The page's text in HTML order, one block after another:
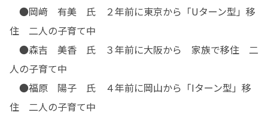
●岡﨑　有美　氏　２年前に東京から「Uターン型」移
住　二人の子育て中
●森吉　美香　氏　３年前に大阪から　家族で移住　二
人の子育て中
●福原　陽子　氏　４年前に岡山から「Iターン型」移
住　二人の子育て中